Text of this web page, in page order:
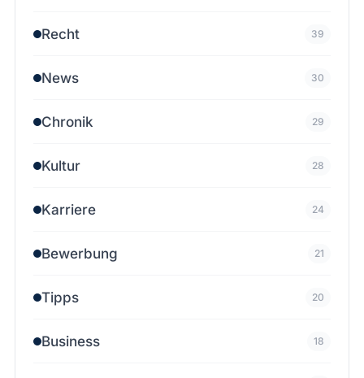
Recht 39
News 30
Chronik 29
Kultur 28
Karriere 24
Bewerbung 21
Tipps 20
Business 18